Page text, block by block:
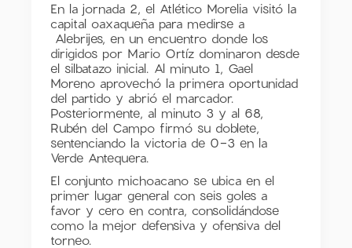
En la jornada 2, el Atlético Morelia visitó la
capital oaxaqueña para medirse a
Alebrijes, en un encuentro donde los
dirigidos por Mario Ortíz dominaron desde
el silbatazo inicial. Al minuto 1, Gael
Moreno aprovechó la primera oportunidad
del partido y abrió el marcador.
Posteriormente, al minuto 3 y al 68,
Rubén del Campo firmó su doblete,
sentenciando la victoria de 0-3 en la
Verde Antequera.
El conjunto michoacano se ubica en el
primer lugar general con seis goles a
favor y cero en contra, consolidándose
como la mejor defensiva y ofensiva del
torneo.